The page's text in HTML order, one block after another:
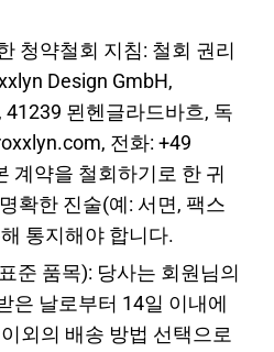
청약철회 지침: 철회 권리
Design GmbH,
묀헨글라드바흐, 독
전화: +49
계약을 철회하기로 한 귀
확한 진술(예: 서면, 팩스
통지해야 합니다.
준 품목): 당사는 회원님의
은 날로부터 14일 이내에
외의 배송 방법 선택으로